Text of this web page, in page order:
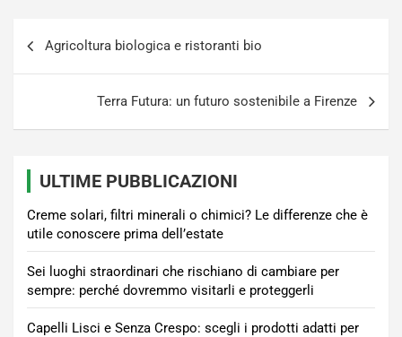
articoli
Agricoltura biologica e ristoranti bio
Terra Futura: un futuro sostenibile a Firenze
ULTIME PUBBLICAZIONI
Creme solari, filtri minerali o chimici? Le differenze che è
utile conoscere prima dell’estate
Sei luoghi straordinari che rischiano di cambiare per
sempre: perché dovremmo visitarli e proteggerli
Capelli Lisci e Senza Crespo: scegli i prodotti adatti per